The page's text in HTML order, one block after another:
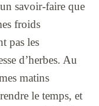
savoir-faire que
froids
pas les
d’herbes. Au
matins
le temps, et